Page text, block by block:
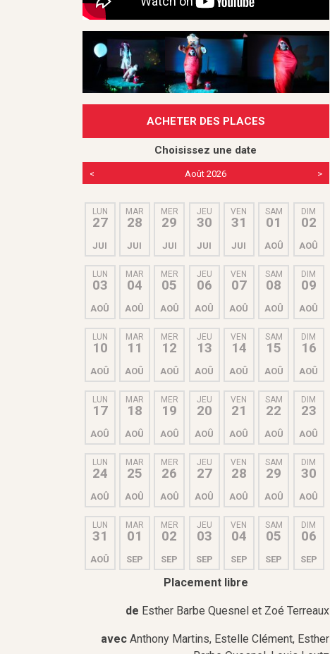
ACHETER DES PLACES
Choisissez une date
< Août 2026 >
LUN
27
JUI
MAR
28
JUI
MER
29
JUI
JEU
30
JUI
VEN
31
JUI
SAM
01
AOÛ
DIM
02
AOÛ
LUN
03
AOÛ
MAR
04
AOÛ
MER
05
AOÛ
JEU
06
AOÛ
VEN
07
AOÛ
SAM
08
AOÛ
DIM
09
AOÛ
LUN
10
AOÛ
MAR
11
AOÛ
MER
12
AOÛ
JEU
13
AOÛ
VEN
14
AOÛ
SAM
15
AOÛ
DIM
16
AOÛ
LUN
17
AOÛ
MAR
18
AOÛ
MER
19
AOÛ
JEU
20
AOÛ
VEN
21
AOÛ
SAM
22
AOÛ
DIM
23
AOÛ
LUN
24
AOÛ
MAR
25
AOÛ
MER
26
AOÛ
JEU
27
AOÛ
VEN
28
AOÛ
SAM
29
AOÛ
DIM
30
AOÛ
LUN
31
AOÛ
MAR
01
SEP
MER
02
SEP
JEU
03
SEP
VEN
04
SEP
SAM
05
SEP
DIM
06
SEP
Placement libre
de Esther Barbe Quesnel et Zoé Terreaux
avecAnthony Martins, Estelle Clément, Esther